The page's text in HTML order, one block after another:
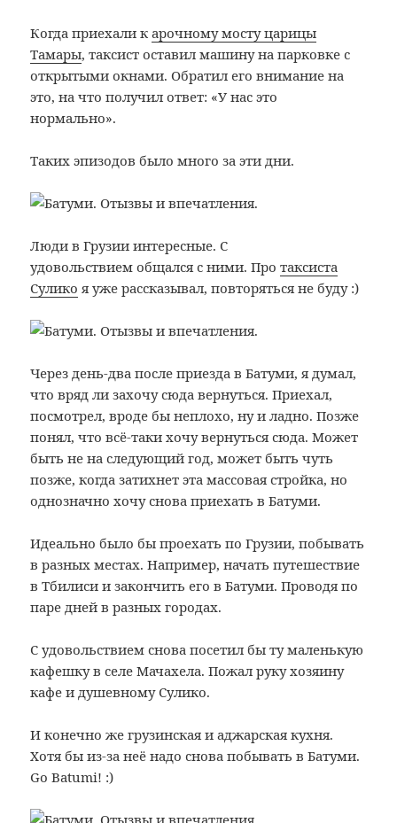
Когда приехали карочному мосту царицы
Тамары, таксист оставил машину на парковке с
открытыми окнами. Обратил его внимание на
это, на что получил ответ: «У нас это
нормально».
Таких эпизодов было много за эти дни.
Люди в Грузии интересные. С
удовольствием общался с ними. Протаксиста
Сулико я уже рассказывал, повторяться не буду :)
Через день-два после приезда в Батуми, я думал,
что вряд ли захочу сюда вернуться. Приехал,
посмотрел, вроде бы неплохо, ну и ладно. Позже
понял, что всё-таки хочу вернуться сюда. Может
быть не на следующий год, может быть чуть
позже, когда затихнет эта массовая стройка, но
однозначно хочу снова приехать в Батуми.
Идеально было бы проехать по Грузии, побывать
в разных местах. Например, начать путешествие
в Тбилиси и закончить его в Батуми. Проводя по
паре дней в разных городах.
С удовольствием снова посетил бы ту маленькую
кафешку в селе Мачахела. Пожал руку хозяину
кафе и душевному Сулико.
И конечно же грузинская и аджарская кухня.
Хотя бы из-за неё надо снова побывать в Батуми.
Go Batumi! :)